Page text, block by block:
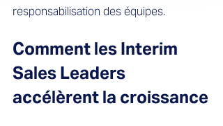
responsabilisation des équipes.
Comment les Interim
Sales Leaders
accélèrent la croissance